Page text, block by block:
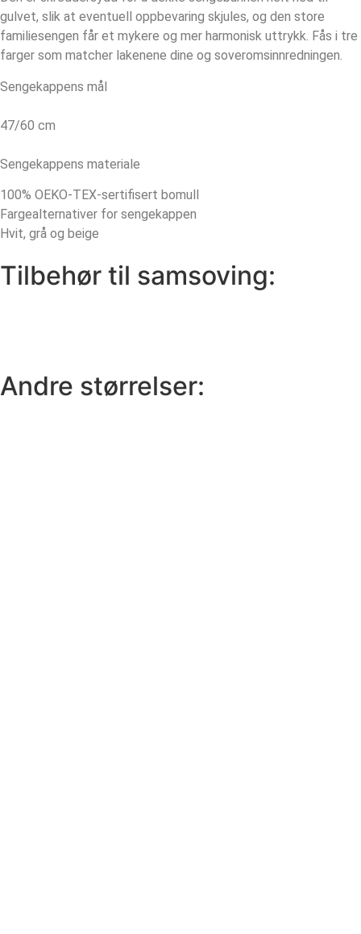
gulvet, slik at eventuell oppbevaring skjules, og den store
familiesengen får et mykere og mer harmonisk uttrykk. Fås i tre
farger som matcher lakenene dine og soveromsinnredningen.
Sengekappens mål
47/60 cm
Sengekappens materiale
100% OEKO-TEX-sertifisert bomull
Fargealternativer for sengekappen
Hvit, grå og beige
Tilbehør til samsoving:
Andre størrelser: